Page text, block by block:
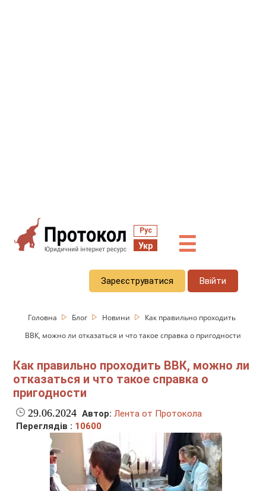
Рус
Укр ☰
Зареєструватися Ввійти
Головна Блог Новини
Как правильно проходить
ВВК, можно ли отказаться и что такое справка о пригодности
Как правильно проходить ВВК, можно ли
отказаться и что такое справка о
пригодности
29.06.2024 Автор: Лента от Протокола
Переглядів : 10600